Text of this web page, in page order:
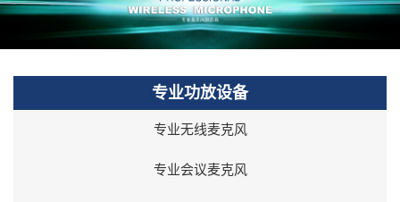
专业功放设备
专业无线麦克风
专业会议麦克风